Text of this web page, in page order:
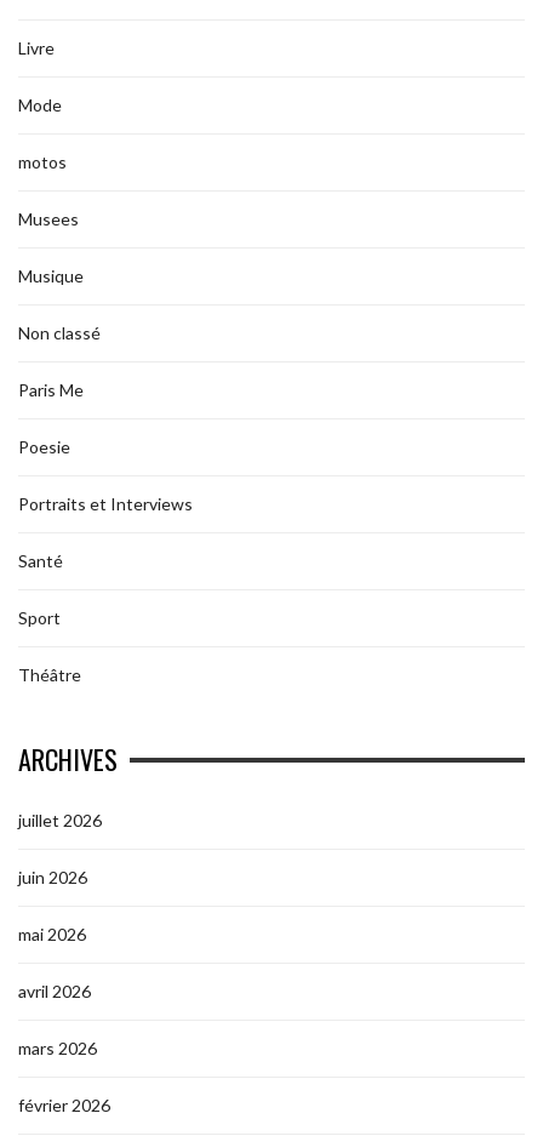
Livre
Mode
motos
Musees
Musique
Non classé
Paris Me
Poesie
Portraits et Interviews
Santé
Sport
Théâtre
ARCHIVES
juillet 2026
juin 2026
mai 2026
avril 2026
mars 2026
février 2026